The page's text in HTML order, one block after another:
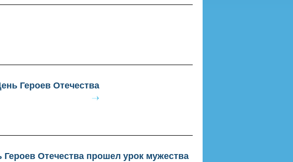
Героев Отечества
Отечества прошел урок мужества